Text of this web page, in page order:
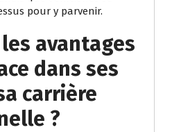
pour y parvenir.
avantages
dans ses
carrière
?